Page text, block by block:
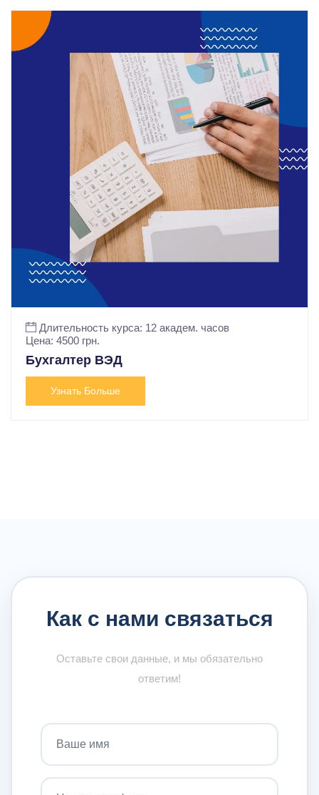
Длительность курса: 12 академ. часов
Цена: 4500 грн.
Бухгалтер ВЭД
Узнать Больше
Как с нами связаться
Оставьте свои данные, и мы обязательно
ответим!